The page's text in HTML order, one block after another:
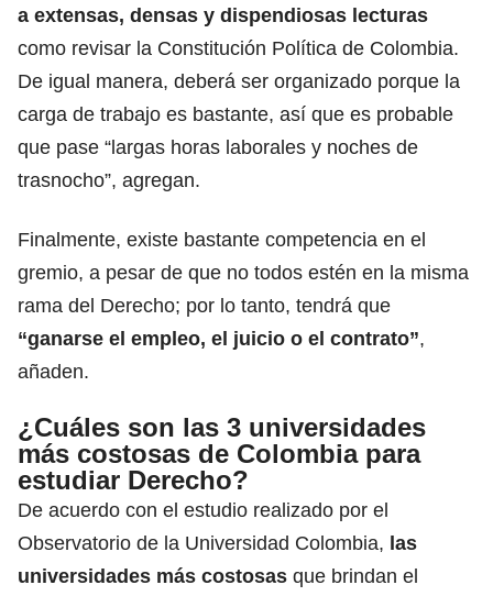
a extensas, densas y dispendiosas lecturas
como revisar la Constitución Política de Colombia.
De igual manera, deberá ser organizado porque la
carga de trabajo es bastante, así que es probable
que pase “largas horas laborales y noches de
trasnocho”, agregan.
Finalmente, existe bastante competencia en el
gremio, a pesar de que no todos estén en la misma
rama del Derecho; por lo tanto, tendrá que
“ganarse el empleo, el juicio o el contrato”,
añaden.
¿Cuáles son las 3 universidades
más costosas de Colombia para
estudiar Derecho?
De acuerdo con el estudio realizado por el
Observatorio de la Universidad Colombia, las
universidades más costosas que brindan el